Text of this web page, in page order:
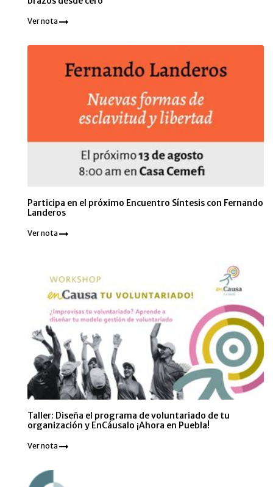
Ver nota
Participa en el próximo Encuentro Síntesis con Fernando
Landeros
Ver nota
Taller: Diseña el programa de voluntariado de tu
organización y EnCáusalo ¡Ahora en Puebla!
Ver nota